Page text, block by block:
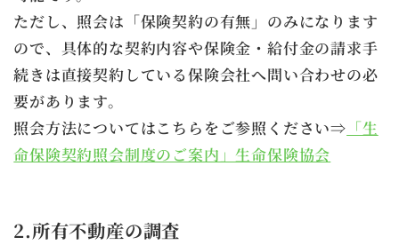
ただし、照会は「保険契約の有無」のみになります
ので、具体的な契約内容や保険金・給付金の請求手
続きは直接契約している保険会社へ問い合わせの必
要があります。
照会方法についてはこちらをご参照ください⇒ 「生
命保険契約照会制度のご案内」生命保険協会
2.所有不動産の調査